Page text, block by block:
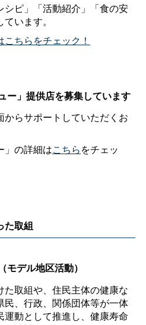
シピ」「活動紹介」「食の安
います。
ちらをチェック！
ー」提供店を募集しています
らサポートしていただくお
」の詳細はこちらをチェッ
た取組
モデル地区活動）
取組や、住民主体の健康な
民、行政、関係団体等が一体
運動として推進し、健康寿命